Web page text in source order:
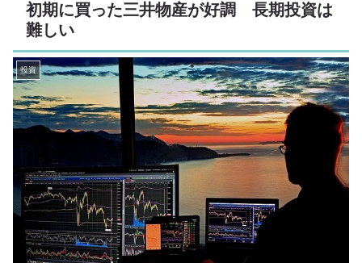
初期に買った三井物産が好調 長期投資は
難しい
投資